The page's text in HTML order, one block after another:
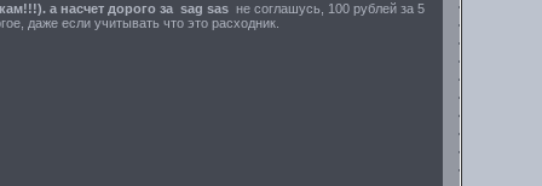
а насчет дорого за sag sas не соглашусь, 100 рублей за 5
даже если учитывать что это расходник.